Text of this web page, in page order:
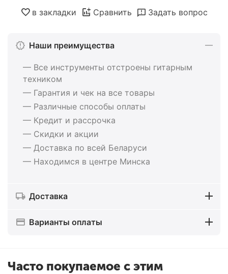
в закладки Сравнить Задать вопрос
Наши преимущества
— Все инструменты отстроены гитарным
техником
— Гарантия и чек на все товары
— Различные способы оплаты
— Кредит и рассрочка
— Скидки и акции
— Доставка по всей Беларуси
— Находимся в центре Минска
Доставка
Варианты оплаты
Часто покупаемое с этим